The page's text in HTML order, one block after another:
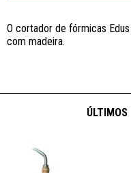
O cortador de fórmicas
com madeira.